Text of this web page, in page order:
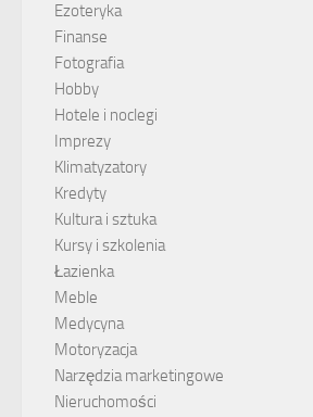
Ezoteryka
Finanse
Fotografia
Hobby
Hotele i noclegi
Imprezy
Klimatyzatory
Kredyty
Kultura i sztuka
Kursy i szkolenia
Łazienka
Meble
Medycyna
Motoryzacja
Narzędzia marketingowe
Nieruchomości